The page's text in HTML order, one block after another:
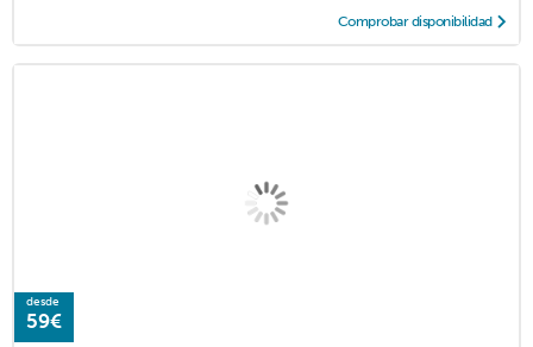
Comprobar disponibilidad
desde
59€